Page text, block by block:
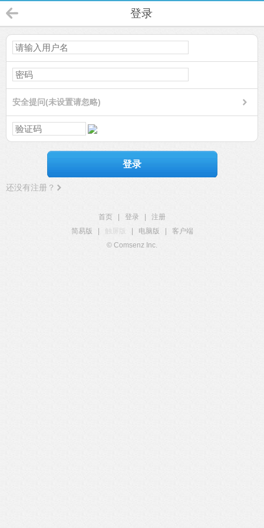
登录
安全提问(未设置请忽略)
登录
还没有注册？
首页 登录
注册
简易版
触屏版 电脑版
客户端
© Comsenz Inc.